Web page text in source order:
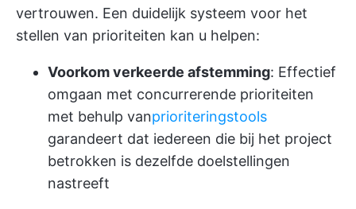
vertrouwen. Een duidelijk systeem voor het
stellen van prioriteiten kan u helpen:
Voorkom verkeerde afstemming: Effectief
omgaan met concurrerende prioriteiten
met behulp vanprioriteringstools
garandeert dat iedereen die bij het project
betrokken is dezelfde doelstellingen
nastreeft